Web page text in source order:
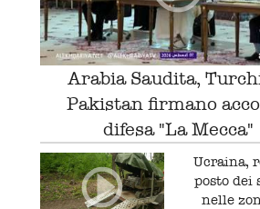
Arabia Saudita,
Pakistan firmano
difesa "La Mecca"
Ucraina,
posto dei
nelle